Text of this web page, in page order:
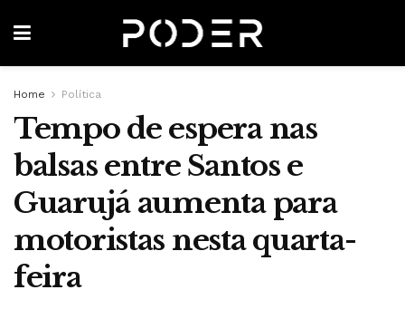
Home Política
Tempo de espera nas
balsas entre Santos e
Guarujá aumenta para
motoristas nesta quarta-
feira